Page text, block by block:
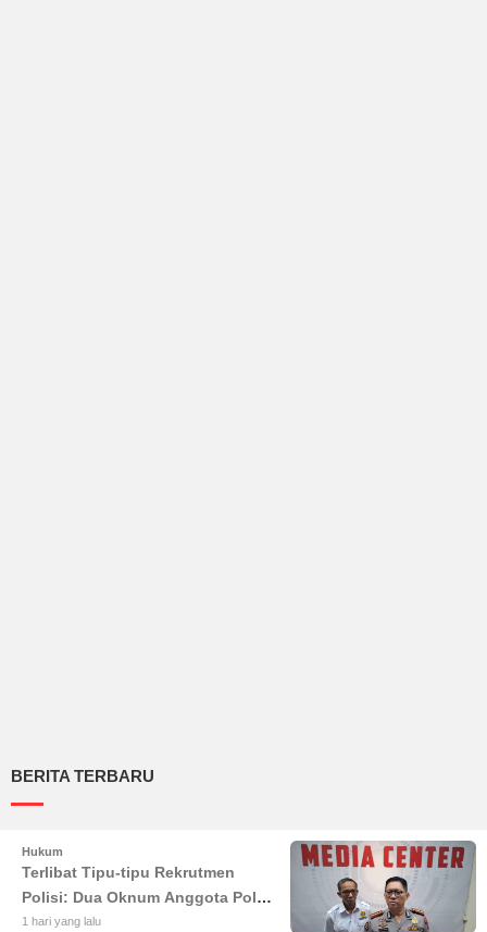
BERITA TERBARU
Hukum
Terlibat Tipu-tipu Rekrutmen
Polisi: Dua Oknum Anggota Polda
Jambi Diciduk Propam
1 hari yang lalu